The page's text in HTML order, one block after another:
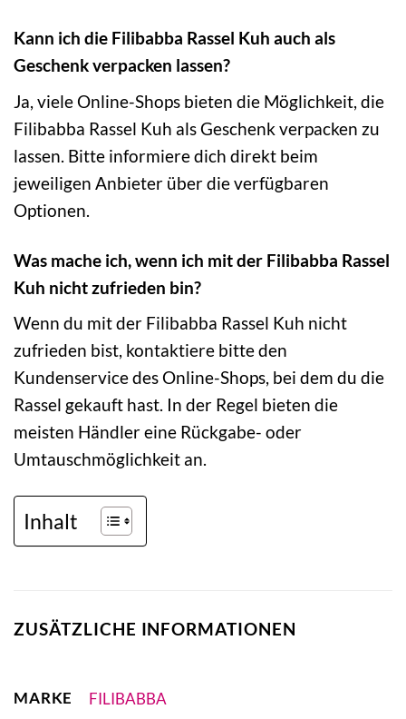
Kann ich die Filibabba Rassel Kuh auch als
Geschenk verpacken lassen?
Ja, viele Online-Shops bieten die Möglichkeit, die
Filibabba Rassel Kuh als Geschenk verpacken zu
lassen. Bitte informiere dich direkt beim
jeweiligen Anbieter über die verfügbaren
Optionen.
Was mache ich, wenn ich mit der Filibabba Rassel
Kuh nicht zufrieden bin?
Wenn du mit der Filibabba Rassel Kuh nicht
zufrieden bist, kontaktiere bitte den
Kundenservice des Online-Shops, bei dem du die
Rassel gekauft hast. In der Regel bieten die
meisten Händler eine Rückgabe- oder
Umtauschmöglichkeit an.
Inhalt
ZUSÄTZLICHE INFORMATIONEN
MARKE FILIBABBA